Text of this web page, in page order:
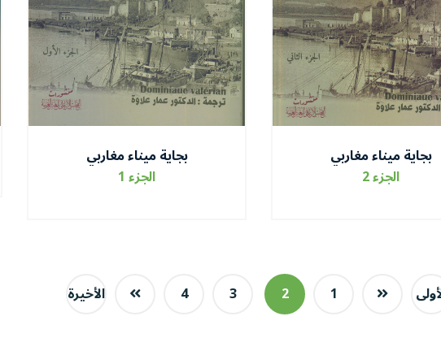
بجاية ميناء مغاربي
الجزء 2
بجاية ميناء مغاربي
الجزء 1
1
2
3
4 الأخيرة